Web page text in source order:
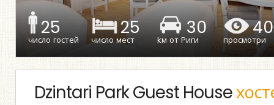
25
число гостей
25
число мест
30
kм от Риги просмотри
Dzintari Park Guest House